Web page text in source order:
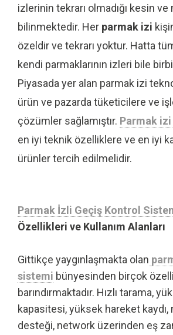
izlerinin tekrarı olmadığı kesin ve
bilinmektedir. Her parmak izi
özeldir ve tekrarı yoktur. Hatta
kendi parmaklarının izleri bile
Piyasada yer alan parmak izi
ürün ve pazarda tüketicilere ve
çözümler sağlamıştır. Parmak
en iyi teknik özelliklere ve en iyi
ürünler tercih edilmelidir.
Parmak İzli Geçiş Kontrol
Özellikleri ve Kullanım Alanları
Gittikçe yaygınlaşmakta olan
sistemi bünyesinden birçok
barındırmaktadır. Hızlı tarama,
kapasitesi, yüksek hareket kaydı,
desteği, network üzerinden eş